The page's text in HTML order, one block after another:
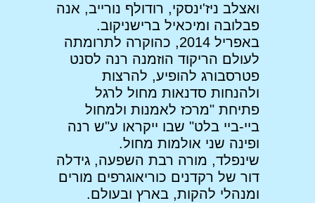
ואצלב ניז'ינסקי, רודולף נורייב, אנה
פבלובה ומיכאיל ברישניקוב.
באפריל 2014, כהוקרה לתרומתה
לעולם הריקוד הוזמנה רנה לסנט
פטרסבורג להופיע, להרצות
ולהנחות סדנאות מחול לרגל
פתיחת "מרכז לאמנות ולמחול
ביי-ביי בלט" שבו ייקראו ע"ש רנה
ופינה שני אולמות מחול.
שינפלד, מורה רבת השפעה, גידלה
דור של רקדנים כוריאוגרפים מורים
ומנהלי להקות, בארץ ובעולם.